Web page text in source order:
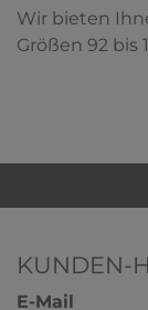
Wir bieten
Größen 92 bis
KUNDEN-
E-Mail